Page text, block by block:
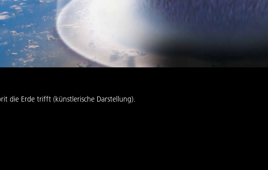
die Erde trifft (künstlerische Darstellung).